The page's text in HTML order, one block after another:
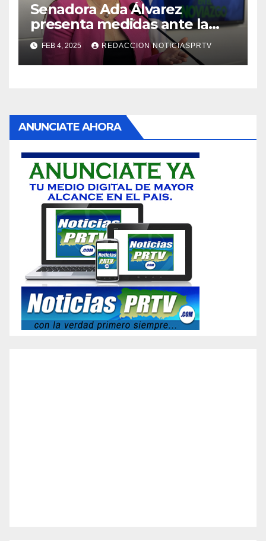
Senadora Ada Álvarez
presenta medidas ante la
violencia en el noviazgo
FEB 4, 2025 REDACCION NOTICIASPRTV
ANUNCIATE AHORA